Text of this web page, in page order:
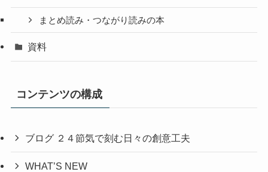
まとめ読み・つながり読みの本
資料
コンテンツの構成
ブログ ２４節気で刻む日々の創意工夫
WHAT’S NEW